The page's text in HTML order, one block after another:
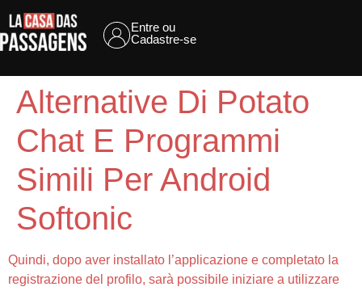
Entre ou
Cadastre-se
Alternative Di Potato
Chat E Programmi
Simili Per Android
Softonic
Quindi, dopo aver installato l’applicazione e completato la
registrazione del profilo, sarà possibile iniziare a utilizzare